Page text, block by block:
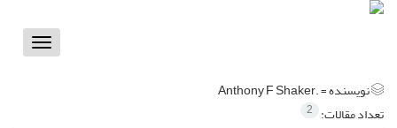
Toggle
نویسنده =.Anthony F Shaker
تعداد مقالات: 2